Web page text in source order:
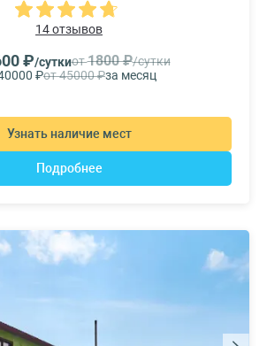
14 отзывов
₽/суткиот1800 ₽/сутки
₽от 45000 ₽за месяц
Узнать наличие мест
Подробнее